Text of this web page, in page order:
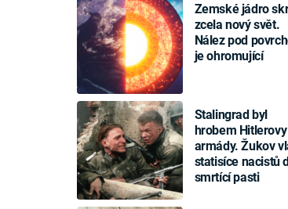
Zemské jádro
zcela nový svět.
Nález pod
je ohromující
Stalingrad byl
hrobem Hitlerovy
armády. Žukov
statisíce nacistů
smrtící pasti